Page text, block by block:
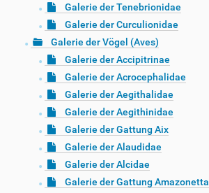
Galerie der Tenebrionidae
Galerie der Curculionidae
Galerie der Vögel (Aves)
Galerie der Accipitrinae
Galerie der Acrocephalidae
Galerie der Aegithalidae
Galerie der Aegithinidae
Galerie der Gattung Aix
Galerie der Alaudidae
Galerie der Alcidae
Galerie der Gattung Amazonetta